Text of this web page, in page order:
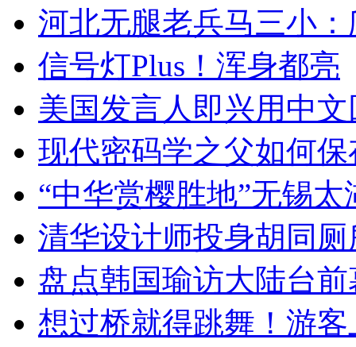
河北无腿老兵马三小
信号灯Plus！浑身都亮
美国发言人即兴用中
现代密码学之父如何
“中华赏樱胜地”无锡
清华设计师投身胡同
盘点韩国瑜访大陆台
想过桥就得跳舞！游客